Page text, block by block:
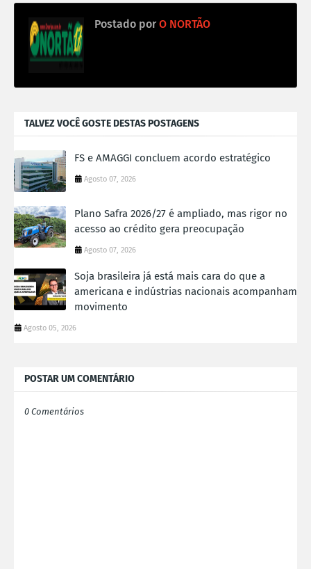
Postado por O NORTÃO
TALVEZ VOCÊ GOSTE DESTAS POSTAGENS
FS e AMAGGI concluem acordo estratégico
Agosto 07, 2026
Plano Safra 2026/27 é ampliado, mas rigor no
acesso ao crédito gera preocupação
Agosto 07, 2026
Soja brasileira já está mais cara do que a
americana e indústrias nacionais acompanham
movimento
Agosto 05, 2026
POSTAR UM COMENTÁRIO
0 Comentários